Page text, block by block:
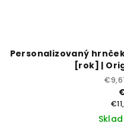
Personalizovaný
[rok] |